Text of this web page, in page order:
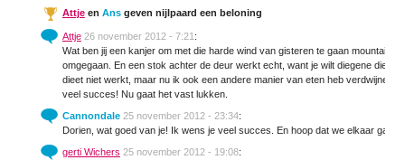
Attjeen Ans geven nijlpaard een beloning
Attje 26 november 2012 - 7:21 :
Wat ben jij een kanjer om met die harde wind van gisteren te gaan
omgegaan. En een stok achter de deur werkt echt, want je wilt diegene die je
dieet niet werkt, maar nu ik ook een andere manier van eten heb verdwijnen
veel succes! Nu gaat het vast lukken.
Cannondale 25 november 2012 - 23:34:
Dorien, wat goed van je! Ik wens je veel succes. En hoop dat we elkaar
gerti Wichers 25 november 2012 - 19:08: